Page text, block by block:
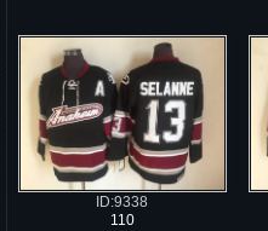
ID:9338
110